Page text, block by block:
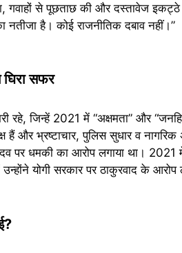
गवाहों से पूछताछ की और दस्तावेज इकट्ठे
नतीजा है। कोई राजनीतिक दबाव नहीं।”
घिरा सफर
जिन्हें 2021 में “अक्षमता” और
हैं और भ्रष्टाचार, पुलिस सुधार व
पर धमकी का आरोप लगाया था।
योगी सरकार पर ठाकुरवाद के